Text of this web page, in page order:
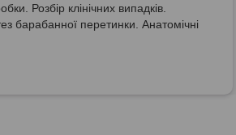
Розбір клінічних випадків.
барабанної перетинки. Анатомічні